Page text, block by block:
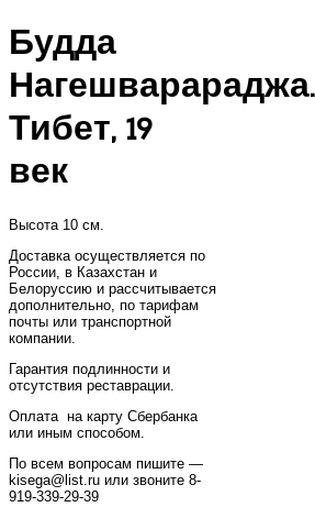
Будда
Нагешварараджа.
Тибет, 19
век
Высота 10 см.
Доставка осуществляется по
России, в Казахстан и
Белоруссию и рассчитывается
дополнительно, по тарифам
почты или транспортной
компании.
Гарантия подлинности и
отсутствия реставрации.
Оплата на карту Сбербанка
или иным способом.
По всем вопросам пишите —
kisega@list.ru или звоните 8-
919-339-29-39